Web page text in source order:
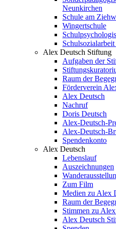
Neunkirchen
Schule am
Wingertschule
Alex Deutsch Stiftung
Aufgaben der
Raum der
Förderverein
Alex Deutsch
Nachruf
Doris Deutsch
Alex-Deutsch-
Alex-Deutsch-
Spendenkonto
Alex Deutsch
Lebenslauf
Auszeichnungen
Zum Film
Medien zu Alex
Raum der
Stimmen zu
Alex Deutsch